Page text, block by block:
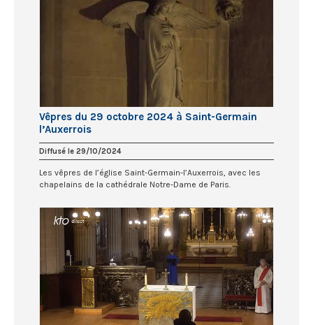
Vêpres du 29 octobre 2024 à Saint-Germain
l’Auxerrois
Diffusé le 29/10/2024
Les vêpres de l’église Saint-Germain-l’Auxerrois, avec les
chapelains de la cathédrale Notre-Dame de Paris.